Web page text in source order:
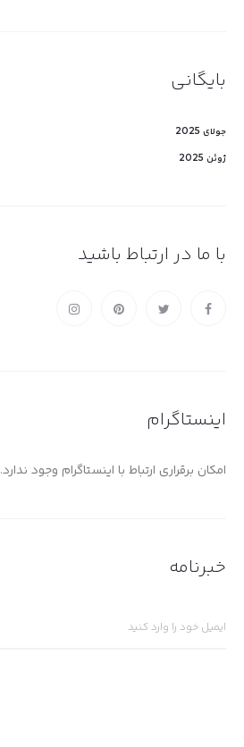
بایگانی
جولای 2025
ژوئن 2025
با ما در ارتباط باشید
اینستاگرام
امکان برقراری ارتباط با اینستاگرام وجود ندارد.
خبرنامه